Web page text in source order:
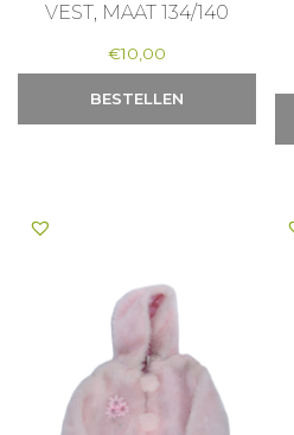
VEST, MAAT 134/140
€10,00
BESTELLEN